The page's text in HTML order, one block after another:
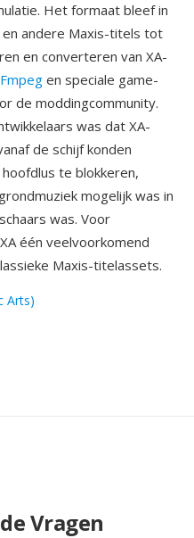
Het formaat bleef in
en andere Maxis-titels tot
en converteren van XA-
en speciale game-
de moddingcommunity.
was dat XA-
de schijf konden
te blokkeren,
mogelijk was in
was. Voor
één veelvoorkomend
Maxis-titelassets.
Arts)
Vragen